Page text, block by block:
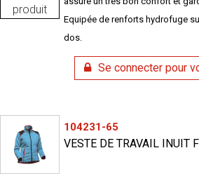
produit
Equipée de renforts hydrofuge
dos.
Se connecter pour
104231-65
VESTE DE TRAVAIL INUIT